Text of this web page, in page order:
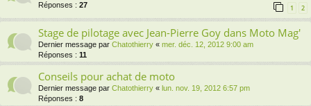
Réponses : 27 1 2
Stage de pilotage avec Jean-Pierre Goy dans Moto Mag'
Dernier message par Chatothierry « mer. déc. 12, 2012 9:00 am
Réponses : 11
Conseils pour achat de moto
Dernier message par Chatothierry « lun. nov. 19, 2012 6:57 pm
Réponses : 8